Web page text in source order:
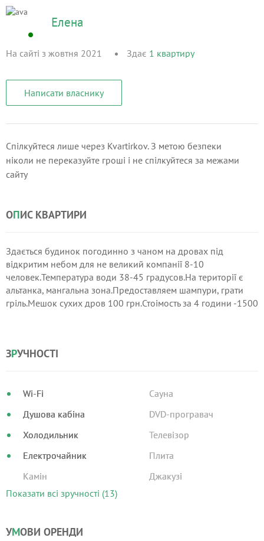
Елена
На сайті з жовтня 2021 Здає 1 квартиру
Написати власнику
Спілкуйтеся лише через Kvartirkov. З метою безпеки
ніколи не переказуйте гроші і не спілкуйтеся за межами
сайту
ОПИС КВАРТИРИ
Здається будинок погодинно з чаном на дровах під
відкритим небом для не великий компанії 8-10
человек.Температура води 38-45 градусов.На території є
альтанка, мангальна зона.Предоставляем шампури, грати
гріль.Мешок сухих дров 100 грн.Стоімость за 4 години -1500
ЗРУЧНОСТІ
Wi-Fi
Душова кабіна
Холодильник
Електрочайник
Камін
Сауна
DVD-програвач
Телевізор
Плита
Джакузі
Показати всі зручності (13)
УМОВИ ОРЕНДИ